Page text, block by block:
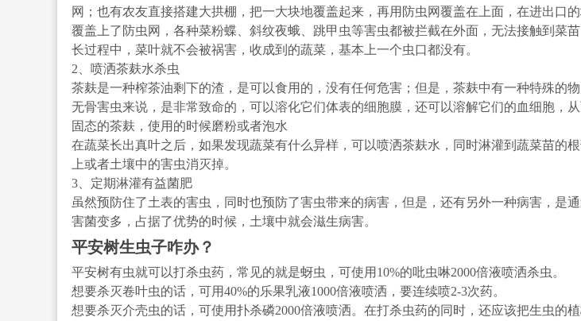
网；也有农友直接搭建大拱棚，把一大块地覆盖起来，再用防虫网覆盖在上面，在进出口
覆盖上了防虫网，各种菜粉蝶、斜纹夜蛾、跳甲虫等害虫都被拦截在外面，无法接触到菜
长过程中，菜叶就不会被祸害，收成到的蔬菜，基本上一个虫口都没有。
2、喷洒茶麸水杀虫
茶麸是一种榨茶油剩下的渣，是可以食用的，没有任何危害；但是，茶麸中有一种特殊的
无骨害虫来说，是非常致命的，可以溶化它们体表的细胞膜，还可以溶解它们的血细胞，从
固态的茶麸，使用的时候磨粉或者泡水
在蔬菜长出真叶之后，如果发现蔬菜有什么异样，可以喷洒茶麸水，同时淋灌到蔬菜苗的
上或者土壤中的害虫消灭掉。
3、定期淋灌有益菌肥
虽然预防住了土表的害虫，同时也预防了害虫带来的病害，但是，还有另外一种病害，是
害菌变多，占据了优势的时候，土壤中就会滋生病害。
平安树生虫子咋办？
平安树有虫就可以打杀虫药，常见的就是蚜虫，可使用10%的吡虫啉2000倍液喷洒杀虫。
想要杀灭卷叶虫的话，可用40%的乐果乳液1000倍液喷洒，要连续喷2-3次药。
想要杀灭介壳虫的话，可使用扑杀磷2000倍液喷洒。在打杀虫药的同时，还应该把生虫的